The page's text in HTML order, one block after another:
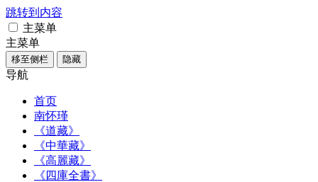
跳转到内容
主菜单
主菜单
移至侧栏 隐藏
导航
首页
南怀瑾
《道藏》
《中華藏》
《高麗藏》
《四庫全書》